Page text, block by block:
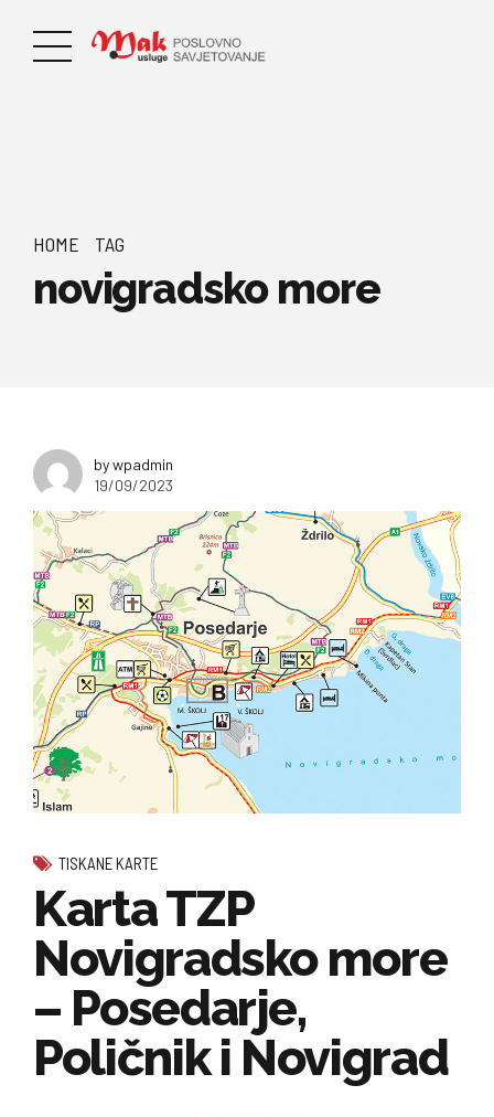
HOME TAG
novigradsko more
by wpadmin
19/09/2023
TISKANE KARTE
Karta TZP
Novigradsko more
– Posedarje,
Poličnik i Novigrad